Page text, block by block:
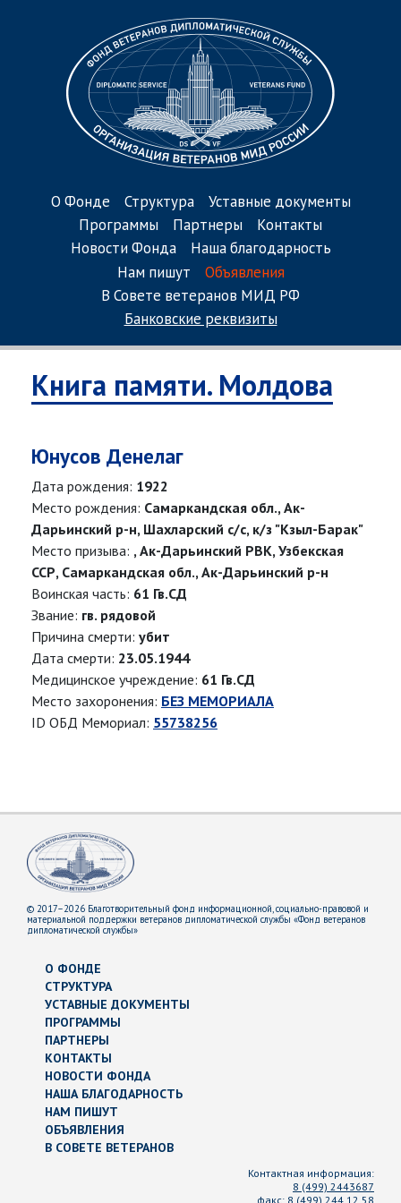
О Фонде Структура
Уставные документы
Программы
Партнеры
Контакты
Новости Фонда
Наша благодарность
Нам пишут
Объявления
В Совете ветеранов МИД РФ
Банковские реквизиты
Книга памяти. Молдова
Юнусов Денелаг
Дата рождения: 1922
Место рождения: Самаркандская обл., Ак-
Дарьинский р-н, Шахларский с/с, к/з "Кзыл-Барак"
Место призыва: , Ак-Дарьинский РВК, Узбекская
ССР, Самаркандская обл., Ак-Дарьинский р-н
Воинская часть: 61 Гв.СД
Звание: гв. рядовой
Причина смерти: убит
Дата смерти: 23.05.1944
Медицинское учреждение: 61 Гв.СД
Место захоронения: БЕЗ МЕМОРИАЛА
ID ОБД Мемориал: 55738256
© 2017–2026 Благотворительный фонд информационной, социально-правовой и
материальной поддержки ветеранов дипломатической службы «Фонд ветеранов
дипломатической службы»
О ФОНДЕ
СТРУКТУРА
УСТАВНЫЕ ДОКУМЕНТЫ
ПРОГРАММЫ
ПАРТНЕРЫ
КОНТАКТЫ
НОВОСТИ ФОНДА
НАША БЛАГОДАРНОСТЬ
НАМ ПИШУТ
ОБЪЯВЛЕНИЯ
В СОВЕТЕ ВЕТЕРАНОВ
Контактная информация:
8 (499) 2443687
факс: 8 (499) 244 12 58